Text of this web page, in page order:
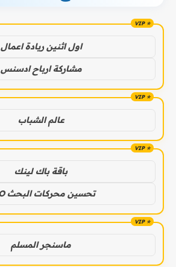
اول اثنين ريادة اعمال
مشاركة ارباح ادسنس
عالم الشباب
باقة باك لينك
تحسين محركات البحث SEO
ماسنجر المسلم